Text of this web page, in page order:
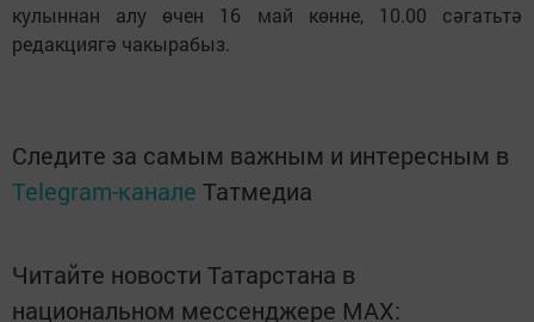
кулыннан алу өчен 16 май көнне, 10.00 сәгатьтә
редакциягә чакырабыз.
Следите за самым важным и интересным в
Telegram-канале Татмедиа
Читайте новости Татарстана в
национальном мессенджере MАХ: